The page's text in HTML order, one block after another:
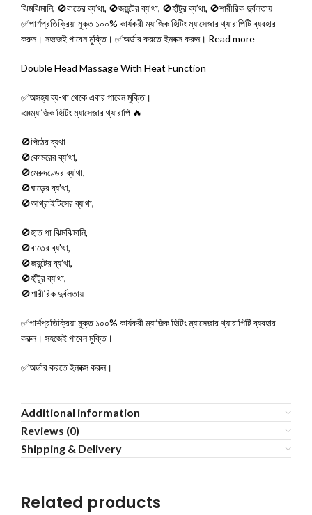
ঝিমঝিমানি, 🚫বাতের ব্য’থা, 🚫জয়ন্টের ব্য’থা, 🚫হাঁটুর ব্য’থা, 🚫শারীরিক দুর্বলতায়
✅পার্শপ্রতিক্রিয়া মুক্ত ১০০% কার্যকরী ম্যাজিক হিটিং ম্যাসেজার থ্যারাপিটি ব্যবহার
করুন। সহজেই পাবেন মুক্তি। ✅অর্ডার করতে ইনবক্স করুন। Read more
Double Head Massage With Heat Function
✅অসহ্য ব্য-থা থেকে এবার পাবেন মুক্তি।
📣ম্যাজিক হিটিং ম্যাসেজার থ্যারাপি 🔥
🚫পিঠের ব্যথা
🚫কোমরের ব্য’থা,
🚫মেরুদণ্ডের ব্য’থা,
🚫ঘাড়ের ব্য’থা,
🚫আথ্রাইটিসের ব্য’থা,
🚫হাত পা ঝিমঝিমানি,
🚫বাতের ব্য’থা,
🚫জয়ন্টের ব্য’থা,
🚫হাঁটুর ব্য’থা,
🚫শারীরিক দুর্বলতায়
✅পার্শপ্রতিক্রিয়া মুক্ত ১০০% কার্যকরী ম্যাজিক হিটিং ম্যাসেজার থ্যারাপিটি ব্যবহার
করুন। সহজেই পাবেন মুক্তি।
✅অর্ডার করতে ইনবক্স করুন।
Additional information
Reviews (0)
Shipping & Delivery
Related products